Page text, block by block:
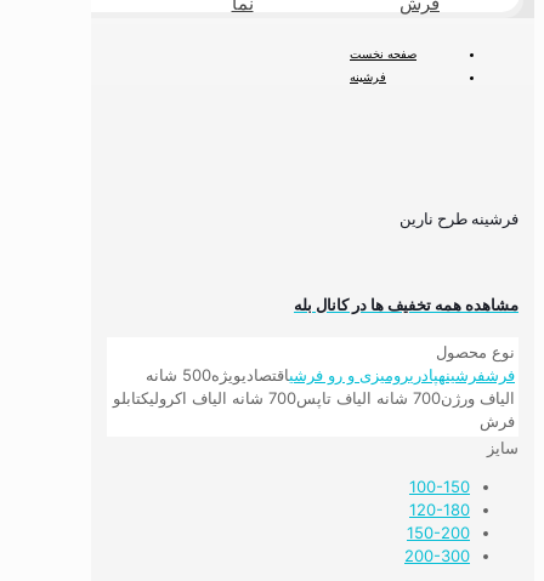
صفحه نخست
فرشینه
فرشینه طرح نارین
مشاهده همه تخفیف ها در کانال بله
نوع محصول
فرشفرشینهپادریرومیزی و رو فرشیاقتصادیویژه
500 شانه
الیاف ورژن700 شانه الیاف تاپس 700 شانه الیاف اکرولیک
تابلو
فرش
سایز
100-150
120-180
150-200
200-300